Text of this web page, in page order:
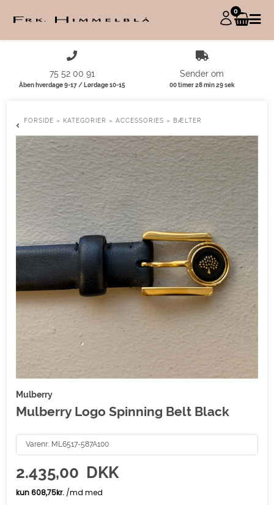
0
75 52 00 91
Åben hverdage 9-17 / Lørdage 10-15
Sender om
00 timer 28 min 29 sek
FORSIDE » KATEGORIER »ACCESSORIES » BÆLTER
Mulberry
Mulberry Logo Spinning Belt Black
Varenr.: ML6517-587A100
2.435,00 DKK